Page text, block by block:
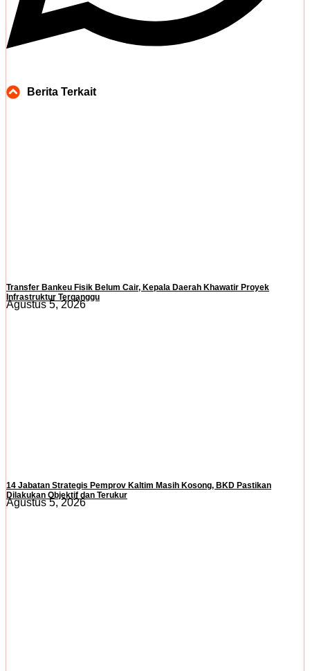
Berita Terkait
Transfer Bankeu Fisik Belum Cair, Kepala Daerah Khawatir Proyek
Infrastruktur Terganggu
Agustus 5, 2026
14 Jabatan Strategis Pemprov Kaltim Masih Kosong, BKD Pastikan
Dilakukan Objektif dan Terukur
Agustus 5, 2026